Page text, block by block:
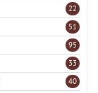
22
51
95
33
40